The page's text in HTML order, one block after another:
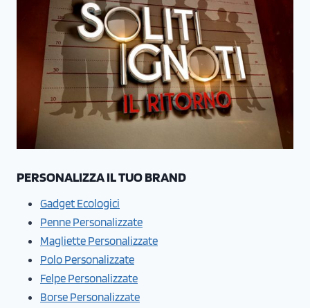
PERSONALIZZA IL TUO BRAND
Gadget Ecologici
Penne Personalizzate
Magliette Personalizzate
Polo Personalizzate
Felpe Personalizzate
Borse Personalizzate